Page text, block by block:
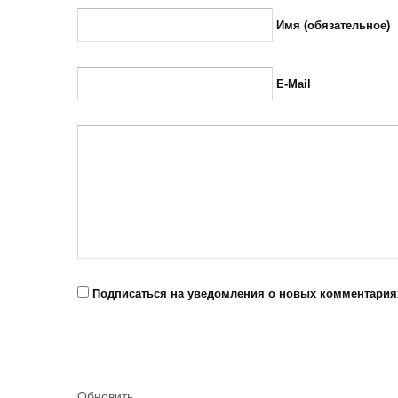
Имя (обязательное)
E-Mail
Подписаться на уведомления о новых